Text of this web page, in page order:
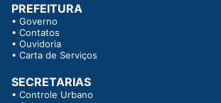
PREFEITURA
• Governo
• Contatos
• Ouvidoria
• Carta de Serviços
SECRETARIAS
• Controle Urbano